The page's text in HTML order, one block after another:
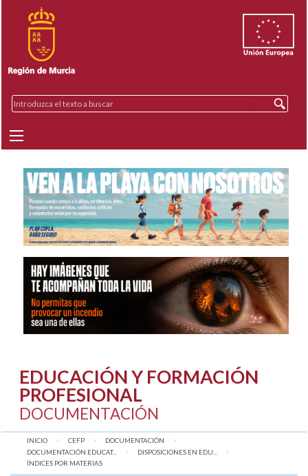
EDUCACIÓN Y FORMACIÓN
PROFESIONAL
DOCUMENTACIÓN
INICIO CEFP
DOCUMENTACIÓN
DOCUMENTACIÓN EDUCAT...
DISPOSICIONES EN EDU...
AQUÍ:
ÍNDICES POR MATERIAS